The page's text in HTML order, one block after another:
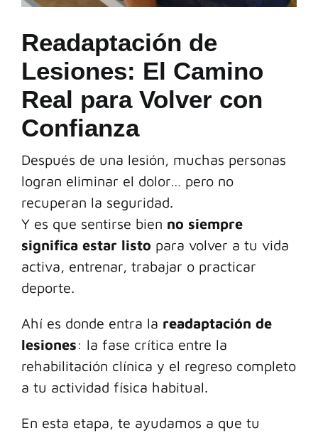
Readaptación de
Lesiones: El Camino
Real para Volver con
Confianza
Después de una lesión, muchas personas
logran eliminar el dolor… pero no
recuperan la seguridad.
Y es que sentirse bien no siempre
significa estar listo para volver a tu vida
activa, entrenar, trabajar o practicar
deporte.
Ahí es donde entra la readaptación de
lesiones: la fase crítica entre la
rehabilitación clínica y el regreso completo
a tu actividad física habitual.
En esta etapa, te ayudamos a que tu